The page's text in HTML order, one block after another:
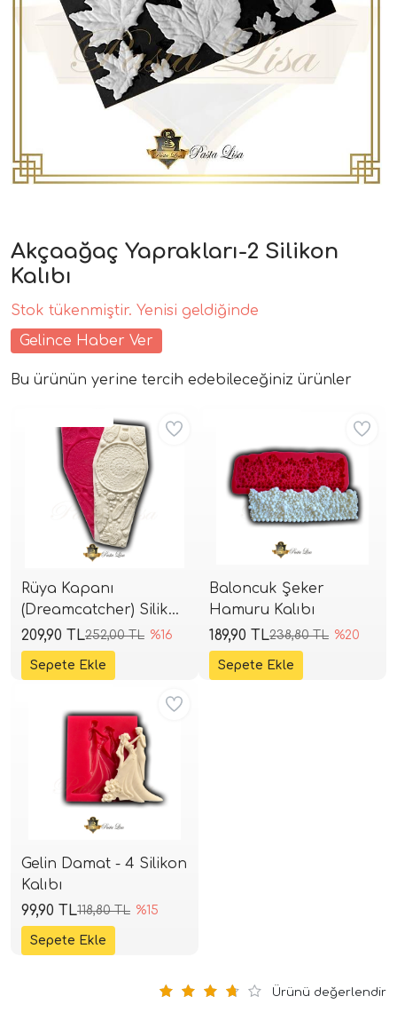
Akçaağaç Yaprakları-2 Silikon
Kalıbı
Stok tükenmiştir. Yenisi geldiğinde
Gelince Haber Ver
Bu ürünün yerine tercih edebileceğiniz ürünler
Rüya Kapanı
(Dreamcatcher) Silikon
Kalıp 26x12,5 cm
252,00 TL %16
209,90 TL
Baloncuk Şeker
Hamuru Kalıbı
238,80 TL %20
189,90 TL
Gelin Damat - 4 Silikon
Kalıbı
118,80 TL %15
99,90 TL
Ürünü değerlendir